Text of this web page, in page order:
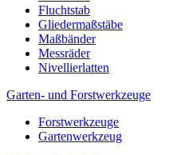
Fluchtstab
Gliedermaßstäbe
Maßbänder
Messräder
Nivellierlatten
Garten- und Forstwerkzeuge
Forstwerkzeuge
Gartenwerkzeug